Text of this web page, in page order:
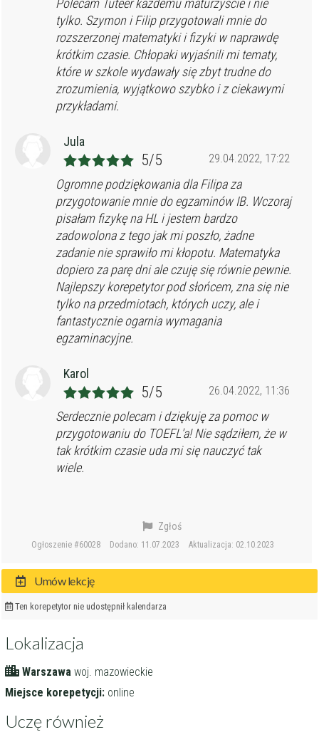
tylko. Szymon i Filip przygotowali mnie do
rozszerzonej matematyki i fizyki w naprawdę
krótkim czasie. Chłopaki wyjaśnili mi tematy,
które w szkole wydawały się zbyt trudne do
zrozumienia, wyjątkowo szybko i z ciekawymi
przykładami.
Jula
29.04.2022, 17:22
5/5
Ogromne podziękowania dla Filipa za
przygotowanie mnie do egzaminów IB. Wczoraj
pisałam fizykę na HL i jestem bardzo
zadowolona z tego jak mi poszło, żadne
zadanie nie sprawiło mi kłopotu. Matematyka
dopiero za parę dni ale czuję się równie pewnie.
Najlepszy korepetytor pod słońcem, zna się nie
tylko na przedmiotach, których uczy, ale i
fantastycznie ogarnia wymagania
egzaminacyjne.
Karol
26.04.2022, 11:36
5/5
Serdecznie polecam i dziękuję za pomoc w
przygotowaniu do TOEFL'a! Nie sądziłem, że w
tak krótkim czasie uda mi się nauczyć tak
wiele.
Ogłoszenie #60028 Dodano: 11.07.2023 Aktualizacja: 02.10.2023
Zgłoś
Umów lekcję
Ten korepetytor nie udostępnił kalendarza
Lokalizacja
Warszawa woj. mazowieckie
Miejsce korepetycji: online
Uczę również